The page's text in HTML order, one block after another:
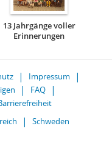
13 Jahrgänge voller
Erinnerungen
Impressum
FAQ
Schweden